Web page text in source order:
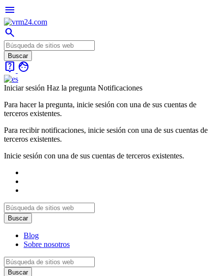
menu
search
live_help face
Iniciar sesión Haz la pregunta Notificaciones
Para hacer la pregunta, inicie sesión con una de sus cuentas de
terceros existentes.
Para recibir notificaciones, inicie sesión con una de sus cuentas de
terceros existentes.
Inicie sesión con una de sus cuentas de terceros existentes.
Blog
Sobre nosotros